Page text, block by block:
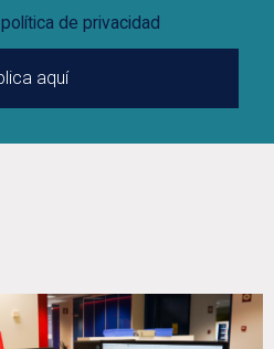
política de privacidad